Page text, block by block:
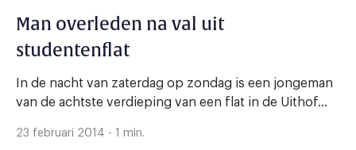
Man overleden na val uit
studentenflat
In de nacht van zaterdag op zondag is een jongeman
van de achtste verdieping van een flat in de Uithof...
23 februari 2014 - 1 min.